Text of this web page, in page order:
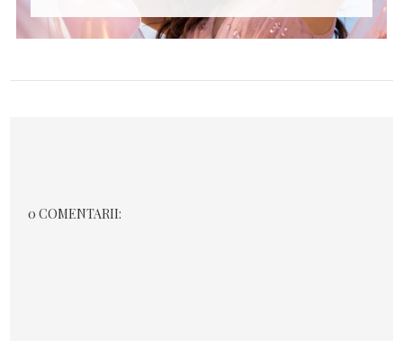
0 COMENTARII: